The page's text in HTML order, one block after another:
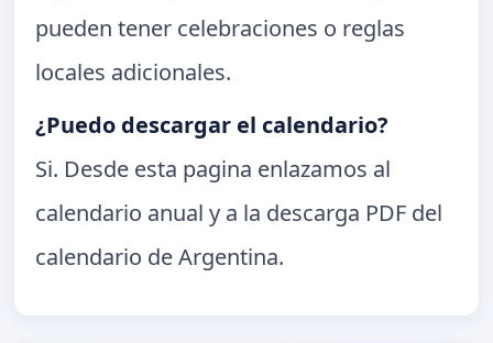
pueden tener celebraciones o reglas
locales adicionales.
¿Puedo descargar el calendario?
Si. Desde esta pagina enlazamos al
calendario anual y a la descarga PDF del
calendario de Argentina.